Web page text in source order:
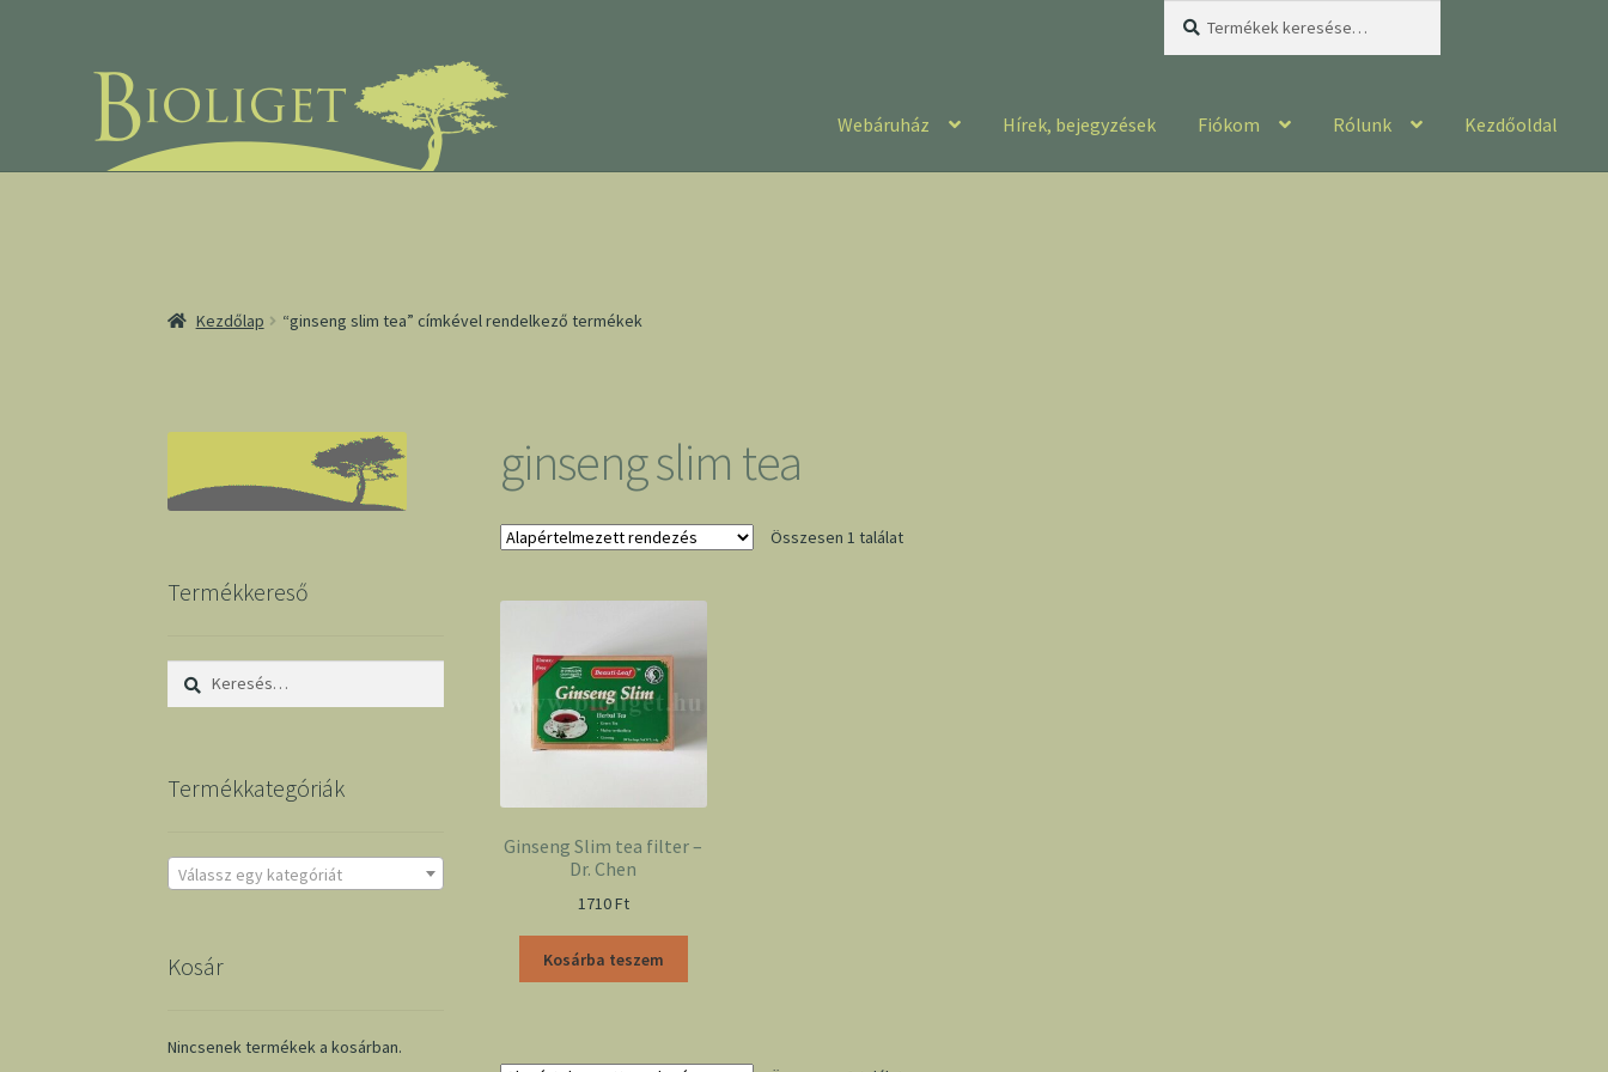
Webáruház Hírek, bejegyzések Fiókom Rólunk Kezdőoldal
Kezdőlap “ginseng slim tea” címkével rendelkező termékek
ginseng slim tea
Összesen 1 találat
Ginseng Slim tea filter –
Dr. Chen
1710Ft
Kosárba teszem
Termékkereső
Keresés:
Termékkategóriák
Válassz egy kategóriát
Kosár
Nincsenek termékek a kosárban.